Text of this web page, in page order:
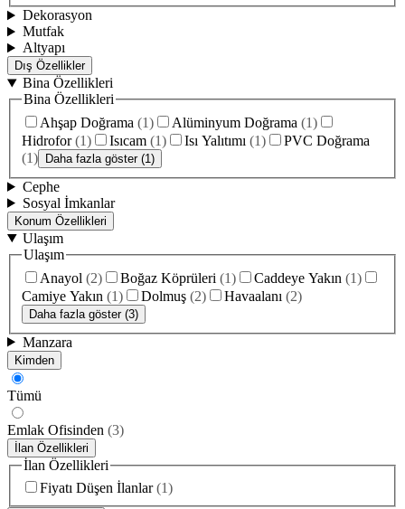
Dekorasyon
Mutfak
Altyapı
Dış Özellikler
Bina Özellikleri
Bina Özellikleri
Ahşap Doğrama (1) Alüminyum Doğrama (1)
Hidrofor (1) Isıcam (1) Isı Yalıtımı (1)
PVC Doğrama
(1) Daha fazla göster (1)
Cephe
Sosyal İmkanlar
Konum Özellikleri
Ulaşım
Ulaşım
Anayol (2) Boğaz Köprüleri (1) Caddeye Yakın (1)
Camiye Yakın (1) Dolmuş (2) Havaalanı (2)
Daha fazla göster (3)
Manzara
Kimden
Tümü
Emlak Ofisinden (3)
İlan Özellikleri
İlan Özellikleri
Fiyatı Düşen İlanlar (1)